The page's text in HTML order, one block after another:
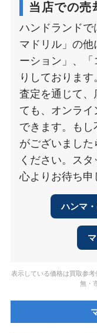
当店での売
ハンドランドで
マドリル」の
ーション」、
りしておりま
査定を通じて、
ても、オンラ
できます。もし
がございまし
ください。ス
心よりお待ち申
ハンマ
表示している価格は買取参
無・